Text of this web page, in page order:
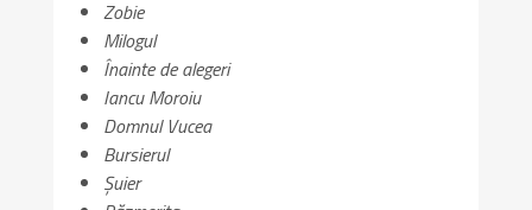
Zobie
Milogul
Înainte de alegeri
Iancu Moroiu
Domnul Vucea
Bursierul
Șuier